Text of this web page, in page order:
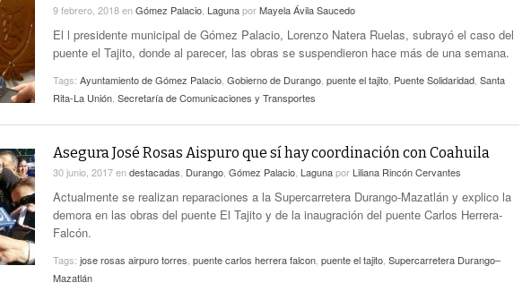
9 febrero, 2018enGómez Palacio LagunaporMayela Ávila Saucedo
El l presidente municipal de Gómez Palacio, Lorenzo Natera Ruelas, subrayó el caso del
puente el Tajito, donde al parecer, las obras se suspendieron hace más de una semana.
Tags: Ayuntamiento de Gómez Palacio Gobierno de Durango puente el tajito Puente Solidaridad Santa
Rita-La Unión Secretaría de Comunicaciones y Transportes
Asegura José Rosas Aispuro que sí hay coordinación con Coahuila
30 junio, 2017endestacadas Durango Gómez Palacio Lagunapor Liliana Rincón Cervantes
Actualmente se realizan reparaciones a la Supercarretera Durango-Mazatlán y explico la
demora en las obras del puente El Tajito y de la inaugración del puente Carlos Herrera-
Falcón.
Tags: jose rosas airpuro torres puente carlos herrera falcon puente el tajito Supercarretera Durango–
Mazatlán